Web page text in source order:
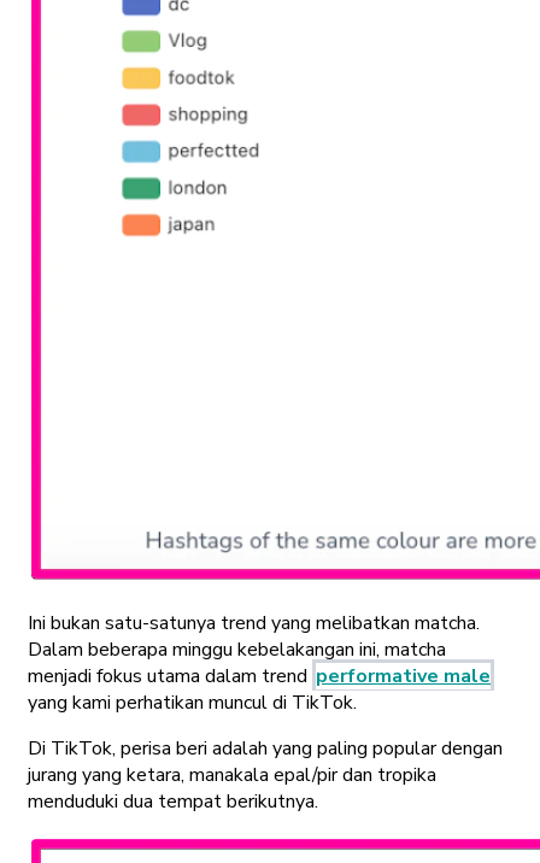
Ini bukan satu-satunya trend yang melibatkan matcha.
Dalam beberapa minggu kebelakangan ini, matcha
menjadi fokus utama dalam trend performative male
yang kami perhatikan muncul di TikTok.
Di TikTok, perisa beri adalah yang paling popular dengan
jurang yang ketara, manakala epal/pir dan tropika
menduduki dua tempat berikutnya.